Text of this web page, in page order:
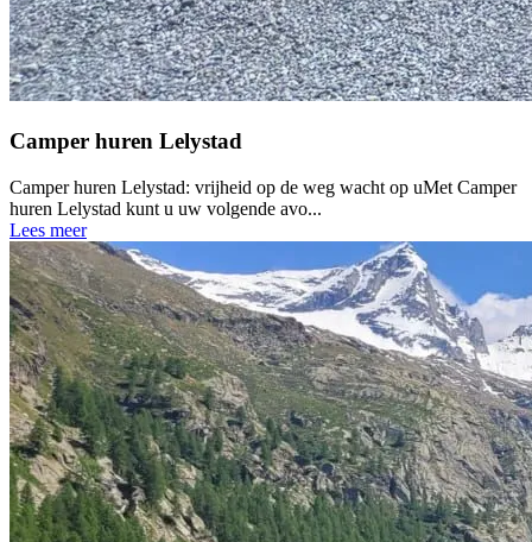
Camper huren Lelystad
Camper huren Lelystad: vrijheid op de weg wacht op uMet Camper
huren Lelystad kunt u uw volgende avo...
Lees meer